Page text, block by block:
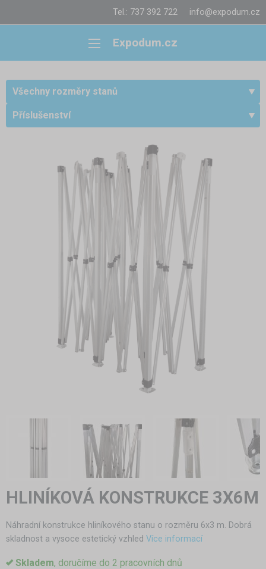
Tel.: 737 392 722 info@expodum.cz
Expodum.cz
Všechny rozměry stanů
Příslušenství
HLINÍKOVÁ KONSTRUKCE 3X6M
Náhradní konstrukce hliníkového stanu o rozměru 6x3 m. Dobrá
skladnost a vysoce estetický vzhled Více informací
Skladem, doručíme do 2 pracovních dnů